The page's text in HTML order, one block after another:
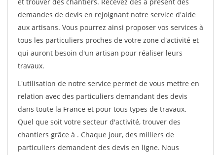
demandes de devis en rejoignant notre service d'aide
aux artisans. Vous pourrez ainsi proposer vos services à
tous les particuliers proches de votre zone d'activité et
qui auront besoin d'un artisan pour réaliser leurs
travaux.
L'utilisation de notre service permet de vous mettre en
relation avec des particuliers demandant des devis
dans toute la France et pour tous types de travaux.
Quel que soit votre secteur d'activité, trouver des
chantiers grâce à . Chaque jour, des milliers de
particuliers demandent des devis en ligne. Nous